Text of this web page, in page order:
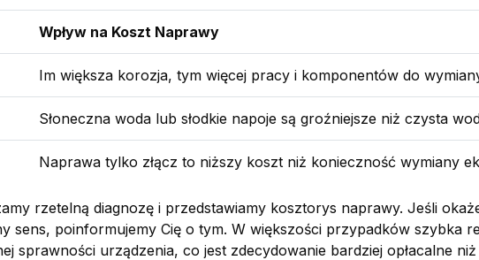
Wpływ na Koszt Naprawy
Im większa korozja, tym więcej pracy i komponentów do
Słoneczna woda lub słodkie napoje są groźniejsze niż czysta
Naprawa tylko złącz to niższy koszt niż konieczność wymiany
rzetelną diagnozę i przedstawiamy kosztorys naprawy. Jeśli
sens, poinformujemy Cię o tym. W większości przypadków szybka
sprawności urządzenia, co jest zdecydowanie bardziej opłacalne